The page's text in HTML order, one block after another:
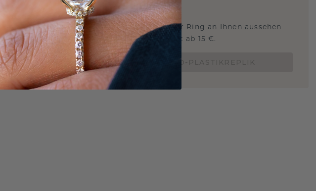
3D MUSTERSCHMUCK
Wollen Sie wissen, wie dieser Ring an Ihnen aussehen
würde und ob er passt? Jetzt ab 15 €.
BESTELLE EINE 3D-PLASTIKREPLIK